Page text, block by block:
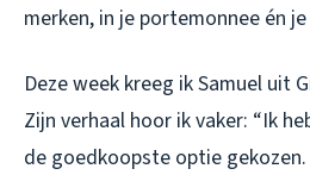
merken, in je portemonnee én
Deze week kreeg ik Samuel uit
Zijn verhaal hoor ik vaker: “Ik
de goedkoopste optie